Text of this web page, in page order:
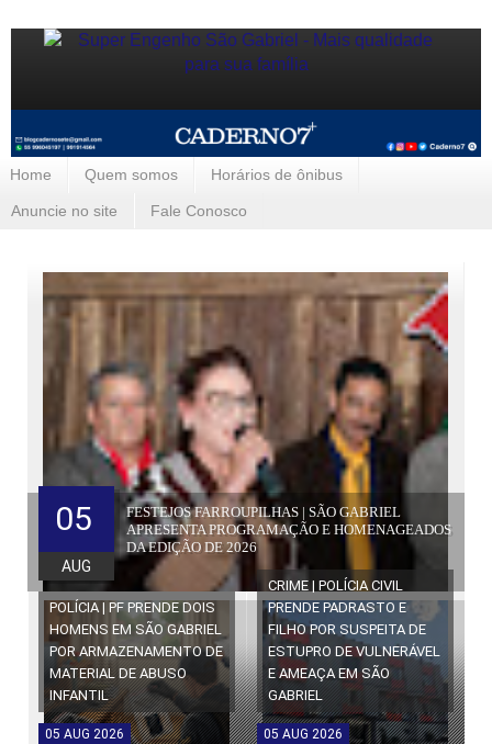
Home Quem somos Horários de ônibus
Anuncie no site Fale Conosco
FESTEJOS FARROUPILHAS | SÃO GABRIEL
APRESENTA PROGRAMAÇÃO E HOMENAGEADOS
DA EDIÇÃO DE 2026
05
AUG
POLÍCIA | PF PRENDE DOIS
HOMENS EM SÃO GABRIEL
POR ARMAZENAMENTO DE
MATERIAL DE ABUSO
INFANTIL
05 AUG 2026
CRIME | POLÍCIA CIVIL
PRENDE PADRASTO E
FILHO POR SUSPEITA DE
ESTUPRO DE VULNERÁVEL
E AMEAÇA EM SÃO
GABRIEL
05 AUG 2026